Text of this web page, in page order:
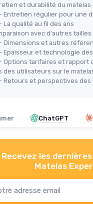
SIESTON
Matelas
140x190 cm
＋ Épaisseur de
＋ Mémoire de
＋ Fabrication
Voir l'offre
et durabilité du matelas
Entretien régulier pour une
La qualité au fil des ans
avec d'autres
Dimensions et autres
Epaisseur et technologie
Options tarifaires et rapport
des utilisateurs sur le
Retours et perspectives des
ChatGPT
Recevez les
Matelas